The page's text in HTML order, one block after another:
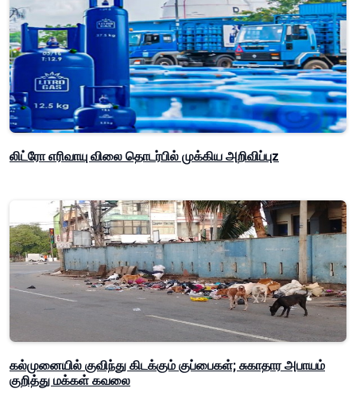
லிட்ரோ எரிவாயு விலை தொடர்பில் முக்கிய அறிவிப்புz
கல்முனையில் குவிந்து கிடக்கும் குப்பைகள்; சுகாதார அபாயம்
குறித்து மக்கள் கவலை